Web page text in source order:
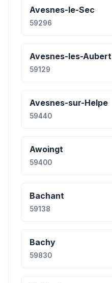
Avesnes-le-Sec
59296
Avesnes-les-Aubert
59129
Avesnes-sur-Helpe
59440
Awoingt
59400
Bachant
59138
Bachy
59830